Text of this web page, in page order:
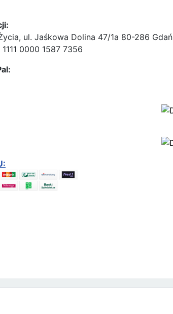
ul. Jaśkowa Dolina 47/1a 80-286
0000 1587 7356